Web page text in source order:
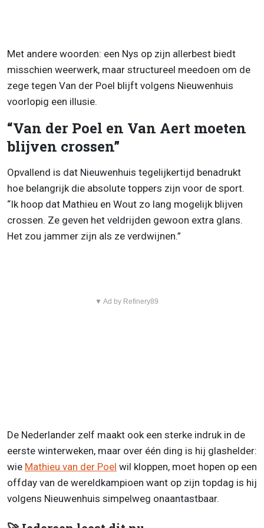
Met andere woorden: een Nys op zijn allerbest biedt
misschien weerwerk, maar structureel meedoen om de
zege tegen Van der Poel blijft volgens Nieuwenhuis
voorlopig een illusie.
“Van der Poel en Van Aert moeten
blijven crossen”
Opvallend is dat Nieuwenhuis tegelijkertijd benadrukt
hoe belangrijk die absolute toppers zijn voor de sport.
“Ik hoop dat Mathieu en Wout zo lang mogelijk blijven
crossen. Ze geven het veldrijden gewoon extra glans.
Het zou jammer zijn als ze verdwijnen.”
▼ Ad by Refinery89
De Nederlander zelf maakt ook een sterke indruk in de
eerste winterweken, maar over één ding is hij glashelder:
wie Mathieu van der Poel wil kloppen, moet hopen op een
offday van de wereldkampioen want op zijn topdag is hij
volgens Nieuwenhuis simpelweg onaantastbaar.